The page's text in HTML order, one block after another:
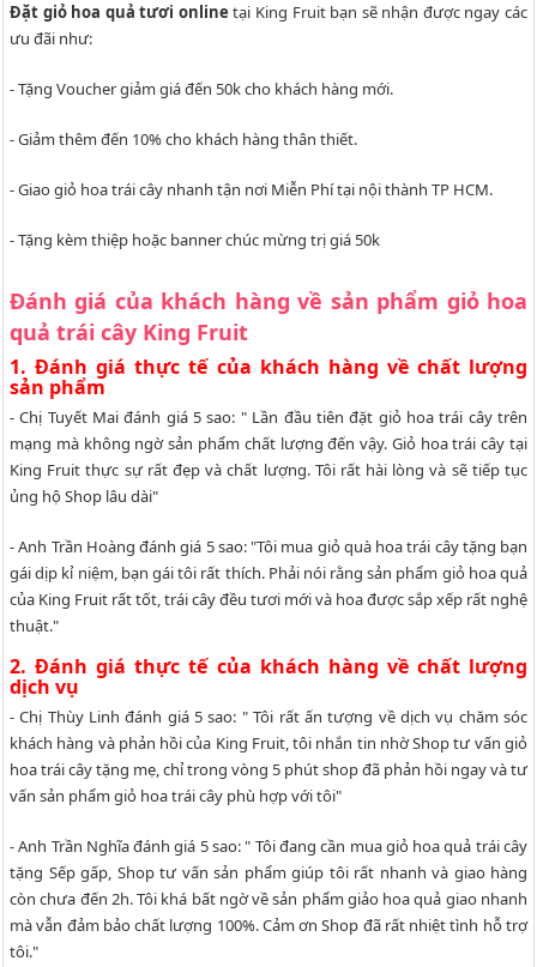
Đặt giỏ hoa quả tươi online tại King Fruit bạn sẽ nhận được ngay các
ưu đãi như:
- Tặng Voucher giảm giá đến 50k cho khách hàng mới.
- Giảm thêm đến 10% cho khách hàng thân thiết.
- Giao giỏ hoa trái cây nhanh tận nơi Miễn Phí tại nội thành TP HCM.
- Tặng kèm thiệp hoặc banner chúc mừng trị giá 50k
Đánh giá của khách hàng về sản phẩm giỏ hoa
quả trái cây King Fruit
1. Đánh giá thực tế của khách hàng về chất lượng
sản phẩm
- Chị Tuyết Mai đánh giá 5 sao: " Lần đầu tiên đặt giỏ hoa trái cây trên
mạng mà không ngờ sản phẩm chất lượng đến vậy. Giỏ hoa trái cây tại
King Fruit thực sự rất đẹp và chất lượng. Tôi rất hài lòng và sẽ tiếp tục
ủng hộ Shop lâu dài"
- Anh Trần Hoàng đánh giá 5 sao: "Tôi mua giỏ quà hoa trái cây tặng bạn
gái dịp kỉ niệm, bạn gái tôi rất thích. Phải nói rằng sản phẩm giỏ hoa quả
của King Fruit rất tốt, trái cây đều tươi mới và hoa được sắp xếp rất nghệ
thuật."
2. Đánh giá thực tế của khách hàng về chất lượng
dịch vụ
- Chị Thùy Linh đánh giá 5 sao: " Tôi rất ấn tượng về dịch vụ chăm sóc
khách hàng và phản hồi của King Fruit, tôi nhắn tin nhờ Shop tư vấn giỏ
hoa trái cây tặng mẹ, chỉ trong vòng 5 phút shop đã phản hồi ngay và tư
vấn sản phẩm giỏ hoa trái cây phù hợp với tôi"
- Anh Trần Nghĩa đánh giá 5 sao: " Tôi đang cần mua giỏ hoa quả trái cây
tặng Sếp gấp, Shop tư vấn sản phẩm giúp tôi rất nhanh và giao hàng
còn chưa đến 2h. Tôi khá bất ngờ về sản phẩm giảo hoa quả giao nhanh
mà vẫn đảm bảo chất lượng 100%. Cảm ơn Shop đã rất nhiệt tình hỗ trợ
tôi."